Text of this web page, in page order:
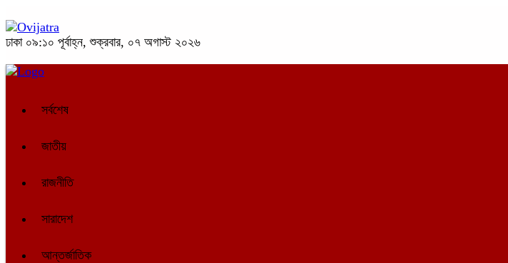
ঢাকা ০৯:১০ পূর্বাহ্ন, শুক্রবার, ০৭ অগাস্ট ২০২৬
সর্বশেষ
জাতীয়
রাজনীতি
সারাদেশ
আন্তর্জাতিক